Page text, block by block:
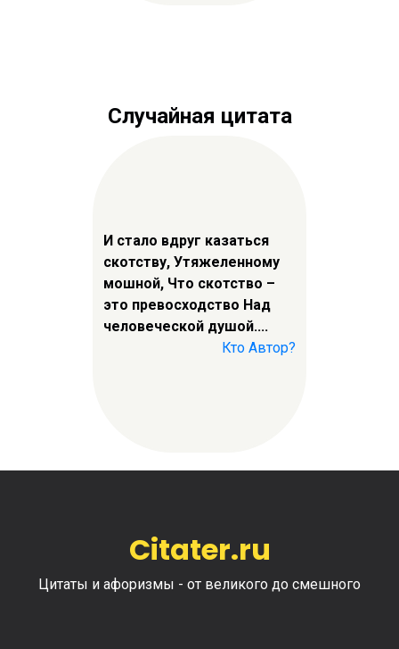
Случайная цитата
И стало вдруг казаться
скотству, Утяжеленному
мошной, Что скотство –
это превосходство Над
человеческой душой....
Кто Автор?
Citater.ru
Цитаты и афоризмы - от великого до смешного